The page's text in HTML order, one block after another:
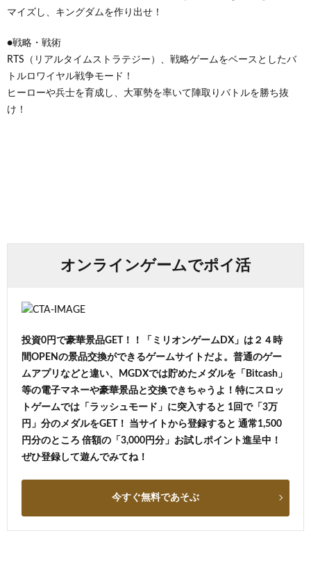
マイズし、キングダムを作り出せ！
●戦略・戦術
RTS（リアルタイムストラテジー）、戦略ゲームをベースとしたバ
トルロワイヤル戦争モード！
ヒーローや兵士を育成し、大軍勢を率いて陣取りバトルを勝ち抜
け！
オンラインゲームでポイ活
投資0円で豪華景品GET！！「ミリオンゲームDX」は２４時
間OPENの景品交換ができるゲームサイトだよ。普通のゲー
ムアプリなどと違い、MGDXでは貯めたメダルを「Bitcash」
等の電子マネーや豪華景品と交換できちゃうよ！特にスロッ
トゲームでは「ラッシュモード」に突入すると 1回で「3万
円」分のメダルをGET！ 当サイトから登録すると 通常1,500
円分のところ 倍額の「3,000円分」お試しポイント進呈中！
ぜひ登録して遊んでみてね！
今すぐ無料であそぶ